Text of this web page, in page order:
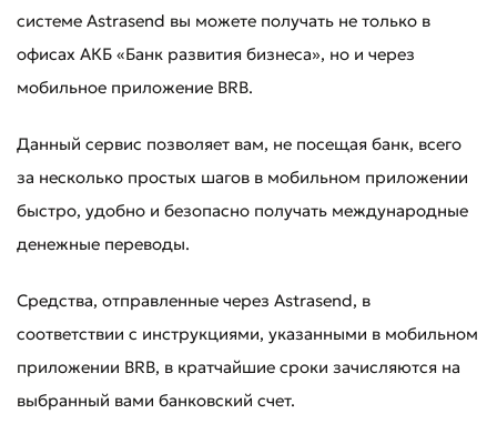
системе Astrasend вы можете получать не только в
офисах АКБ «Банк развития бизнеса», но и через
мобильное приложение BRB.
Данный сервис позволяет вам, не посещая банк, всего
за несколько простых шагов в мобильном приложении
быстро, удобно и безопасно получать международные
денежные переводы.
Средства, отправленные через Astrasend, в
соответствии с инструкциями, указанными в мобильном
приложении BRB, в кратчайшие сроки зачисляются на
выбранный вами банковский счет.